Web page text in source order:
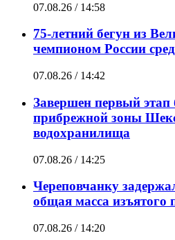
07.08.26 / 14:58
75-летний бегун из
чемпионом России
07.08.26 / 14:42
Завершен первый этап
прибрежной зоны
водохранилища
07.08.26 / 14:25
Череповчанку
общая масса изъятого
07.08.26 / 14:20